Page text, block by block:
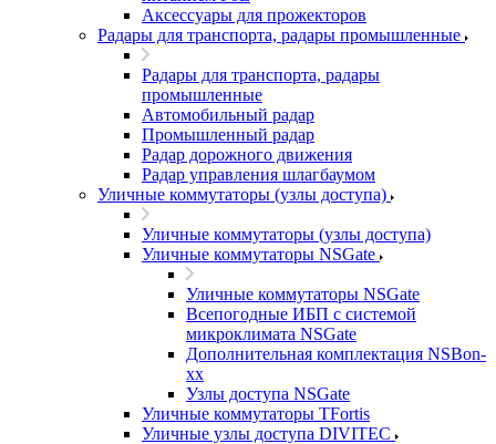
Аксессуары для прожекторов
Радары для транспорта, радары промышленные
Радары для транспорта, радары
промышленные
Автомобильный радар
Промышленный радар
Радар дорожного движения
Радар управления шлагбаумом
Уличные коммутаторы (узлы доступа)
Уличные коммутаторы (узлы доступа)
Уличные коммутаторы NSGate
Уличные коммутаторы NSGate
Всепогодные ИБП с системой
микроклимата NSGate
Дополнительная комплектация NSBon-
xx
Узлы доступа NSGate
Уличные коммутаторы TFortis
Уличные узлы доступа DIVITEC